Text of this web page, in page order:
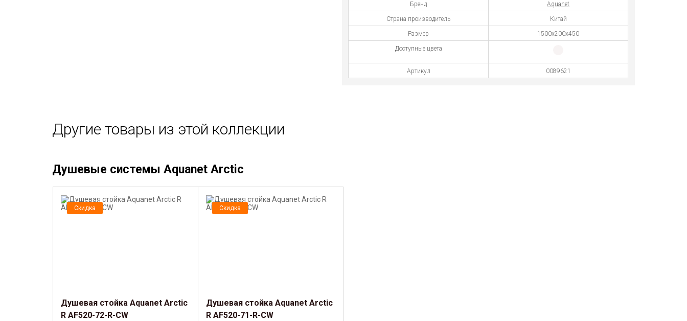
Бренд Aquanet
Страна производитель Китай
Размер 1500х200х450
Доступные цвета
Артикул 0089621
Другие товары из этой коллекции
Душевые системы Aquanet Arctic
Скидка
Душевая стойка Aquanet Arctic
R AF520-72-R-CW
Скидка
Душевая стойка Aquanet Arctic
R AF520-71-R-CW